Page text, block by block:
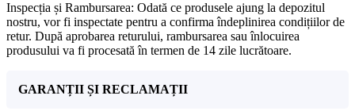
Inspecția și Rambursarea: Odată ce produsele ajung la depozitul
nostru, vor fi inspectate pentru a confirma îndeplinirea condițiilor de
retur. După aprobarea returului, rambursarea sau înlocuirea
produsului va fi procesată în termen de 14 zile lucrătoare.
GARANȚII ȘI RECLAMAȚII